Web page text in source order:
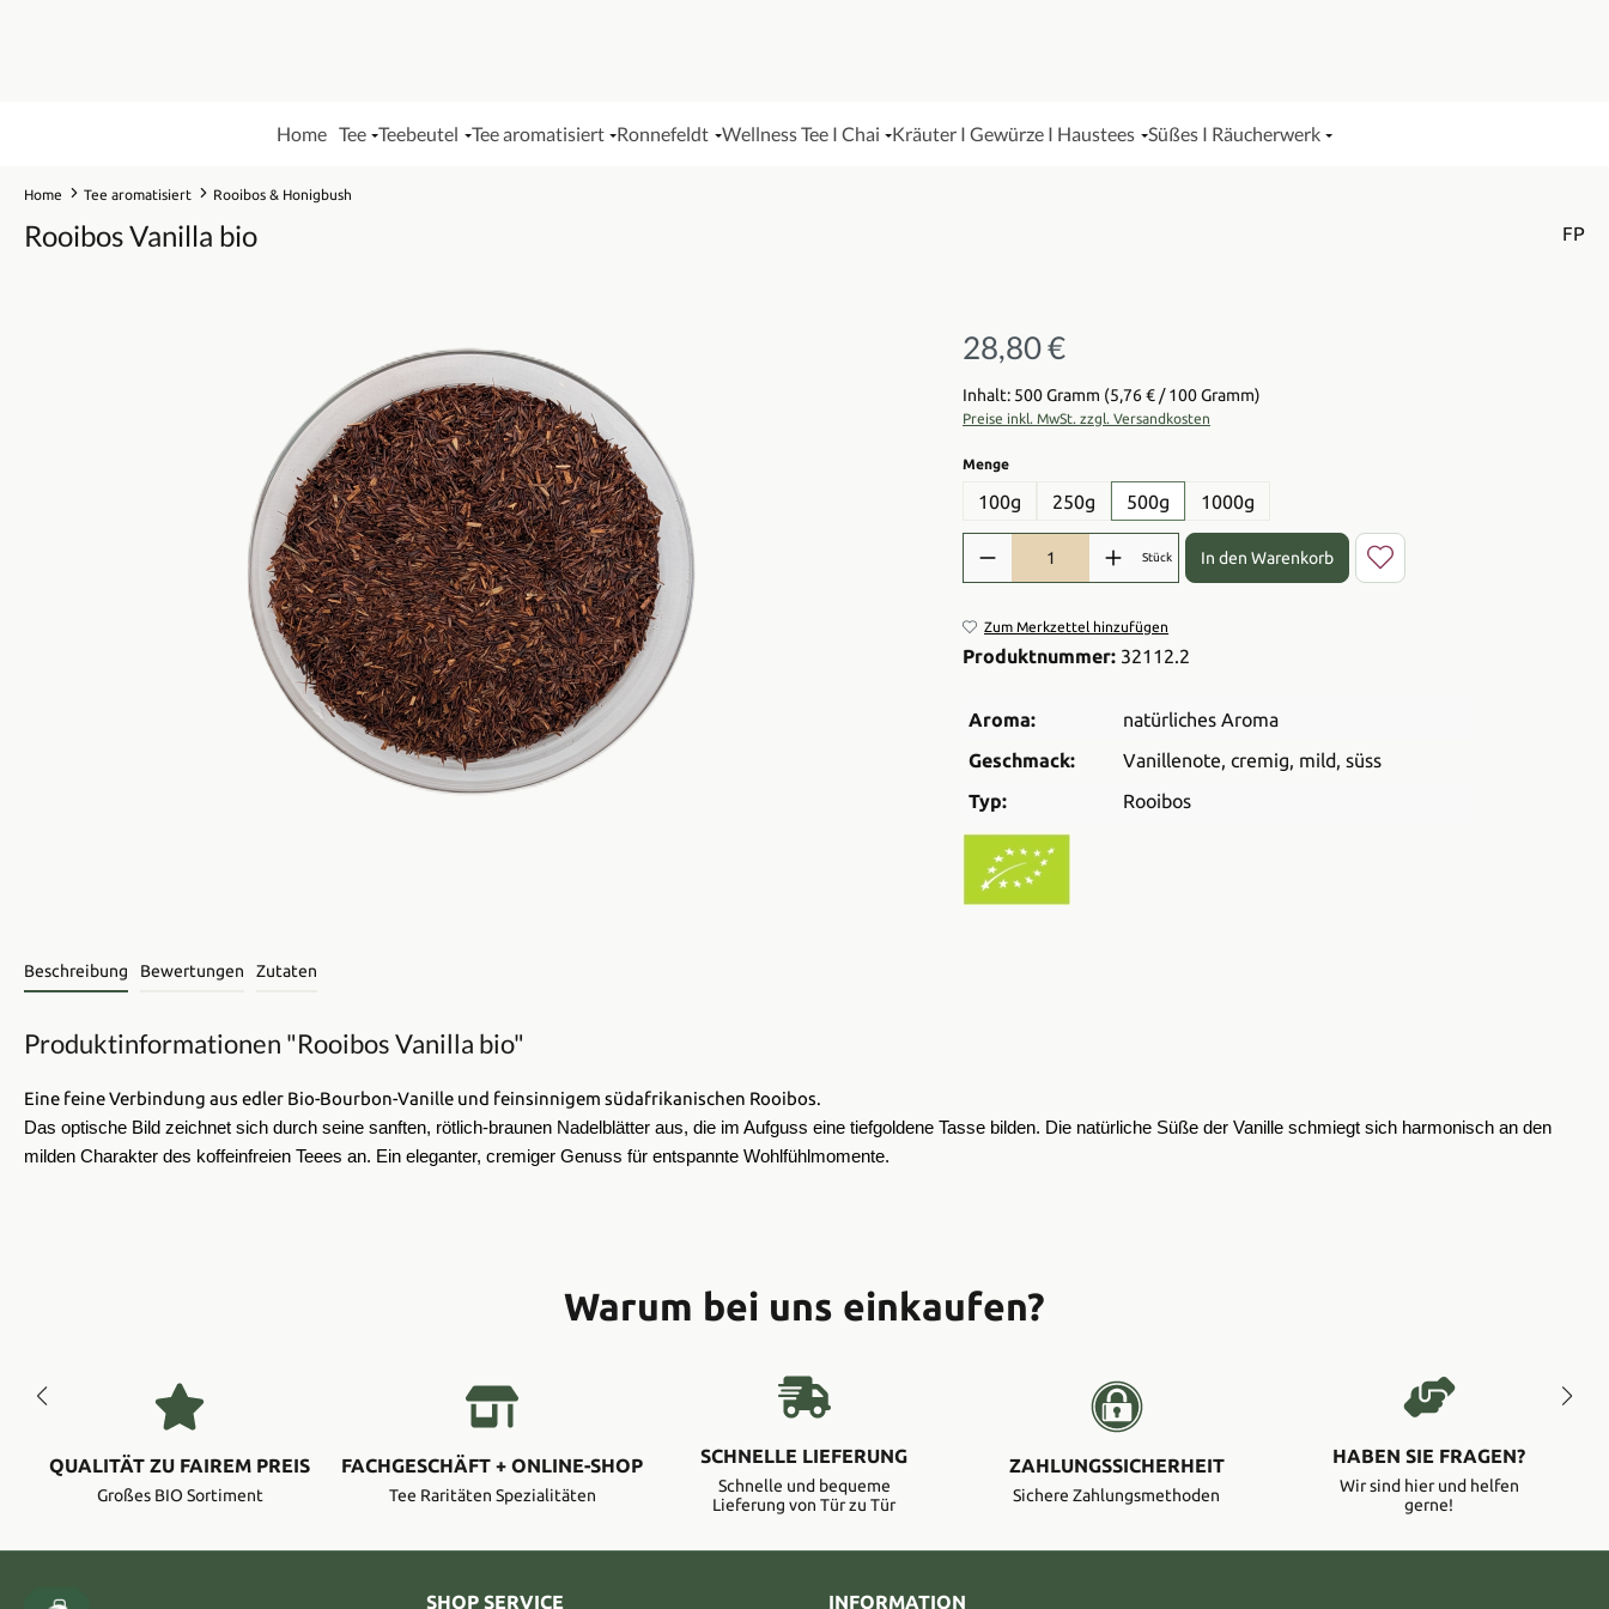
Home Tee Teebeutel Tee aromatisiert Ronnefeldt Wellness Tee I Chai Kräuter I Gewürze I Haustees Süßes I Räucherwerk
Home Tee aromatisiert Rooibos & Honigbush
Rooibos Vanilla bio FP
Regulärer Preis:
28,80 €
Inhalt: 500 Gramm (5,76 € / 100 Gramm)
Preise inkl. MwSt. zzgl. Versandkosten
Mengeauswählen
100g 250g 500g 1000g
Produkt Anzahl: Gib den gewünschten Wert ein oder benutze die
Stück In den Warenkorb
Zum Merkzettel hinzufügen
Produktnummer: 32112.2
Aroma:
natürliches Aroma
Geschmack:
Vanillenote, cremig, mild, süss
Typ:
Rooibos
Beschreibung Bewertungen Zutaten
Produktinformationen "Rooibos Vanilla bio"
Eine feine Verbindung aus edler Bio-Bourbon-Vanille und feinsinnigem südafrikanischen Rooibos.
​Das optische Bild zeichnet sich durch seine sanften, rötlich-braunen Nadelblätter aus, die im Aufguss eine tiefgoldene Tasse bilden. Die natürliche Süße der Vanille schmiegt sich harmonisch an den
milden Charakter des koffeinfreien Teees an. Ein eleganter, cremiger Genuss für entspannte Wohlfühlmomente.
Warum bei uns einkaufen?
QUALITÄT ZU FAIREM PREIS
Großes BIO Sortiment
FACHGESCHÄFT + ONLINE-SHOP
Tee Raritäten Spezialitäten
SCHNELLE LIEFERUNG
Schnelle und bequeme
Lieferung von Tür zu Tür
ZAHLUNGSSICHERHEIT
Sichere Zahlungsmethoden
HABEN SIE FRAGEN?
Wir sind hier und helfen
gerne!
SHOP SERVICE INFORMATION